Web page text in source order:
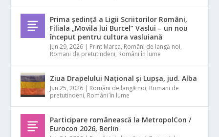
Prima ședință a Ligii Scriitorilor Români,
Filiala „Movila lui Burcel” Vaslui – un nou
început pentru cultura vasluiană
Jun 29, 2026 | Print Marca, Români de langă noi,
Romani de pretutindeni, Români în lume
Ziua Drapelului Național și Lupșa, jud. Alba
Jun 25, 2026 | Români de langă noi, Romani de
pretutindeni, Români în lume
Participare românească la MetropolCon /
Eurocon 2026, Berlin